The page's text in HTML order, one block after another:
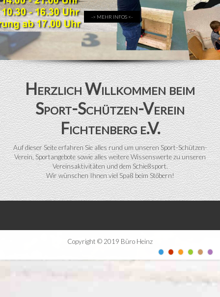
-> MEHR INFOS <-
Herzlich Willkommen beim
Sport-Schützen-Verein
Fichtenberg e.V.
Auf dieser Seite erfahren Sie alles rund um unseren Sport-Schützen-
Verein, Sportangebote sowie alles weitere Wissenswerte zu unseren
Vereinsaktivitäten und dem Schießsport.
Wir wünschen Ihnen viel Spaß beim Stöbern!
Copyright © 2019 Büro Heinz